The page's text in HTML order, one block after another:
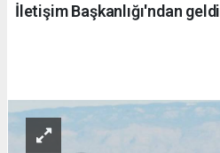
İletişim Başkanlığı'ndan geldi